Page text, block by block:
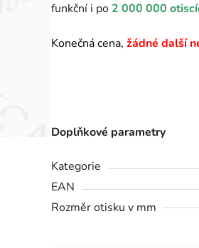
funkční i po 2 000 000
Konečná cena, žádné další
Doplňkové parametry
Kategorie
EAN
Rozměr otisku v mm